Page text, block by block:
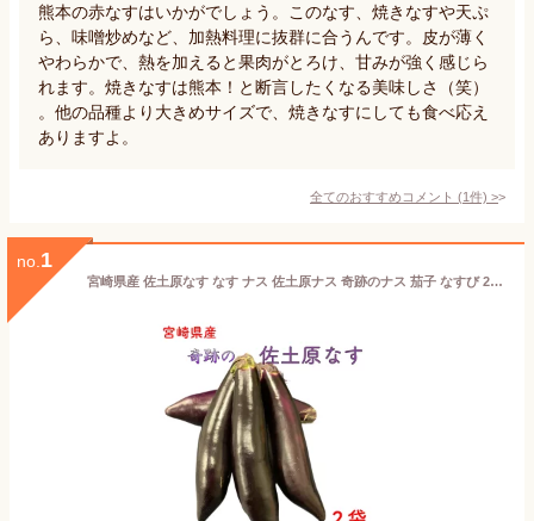
熊本の赤なすはいかがでしょう。このなす、焼きなすや天ぷ
ら、味噌炒めなど、加熱料理に抜群に合うんです。皮が薄く
やわらかで、熱を加えると果肉がとろけ、甘みが強く感じら
れます。焼きなすは熊本！と断言したくなる美味しさ（笑）
。他の品種より大きめサイズで、焼きなすにしても食べ応え
ありますよ。
全てのおすすめコメント (1件) >
no. 1
宮崎県産 佐土原なす なす ナス 佐土原ナス 奇跡のナス 茄子 なすび 2袋 国産 野菜 送料無料(一部地域除く)】野菜 楽天市場 ログイン 購入履歴 おためし ポイント消化 高級